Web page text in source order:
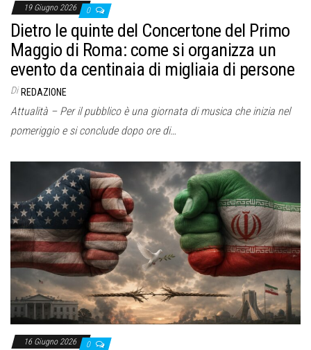
19 Giugno 2026 0
Dietro le quinte del Concertone del Primo
Maggio di Roma: come si organizza un
evento da centinaia di migliaia di persone
Di REDAZIONE
Attualità – Per il pubblico è una giornata di musica che inizia nel
pomeriggio e si conclude dopo ore di…
16 Giugno 2026 0